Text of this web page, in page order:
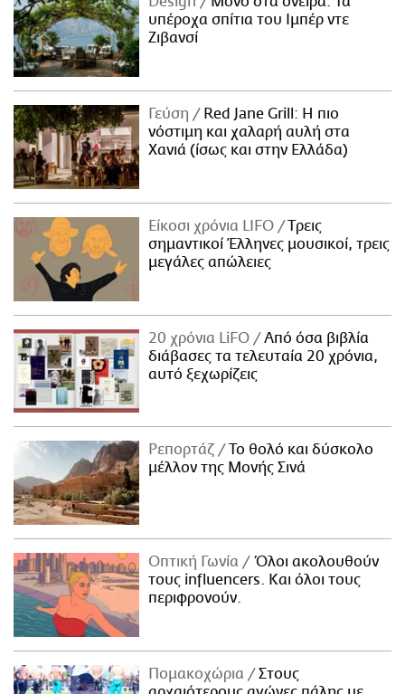
υπέροχα σπίτια του Ιμπέρ ντε
Ζιβανσί
Γεύση
Red Jane Grill: Η πιο
νόστιμη και χαλαρή αυλή στα
Χανιά (ίσως και στην Ελλάδα)
Είκοσι χρόνια LIFO
Tρεις
σημαντικοί Έλληνες μουσικοί, τρεις
μεγάλες απώλειες
20 χρόνια LiFO
Από όσα βιβλία
διάβασες τα τελευταία 20 χρόνια,
αυτό ξεχωρίζεις
Ρεπορτάζ
Το θολό και δύσκολο
μέλλον της Μονής Σινά
Οπτική Γωνία
Όλοι ακολουθούν
τους influencers. Και όλοι τους
περιφρονούν.
Πομακοχώρια
Στους